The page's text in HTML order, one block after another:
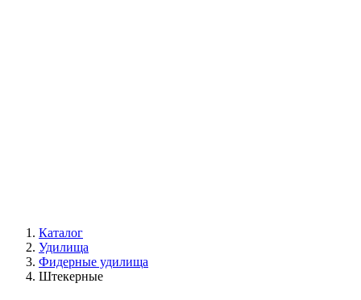
Каталог
Удилища
Фидерные удилища
Штекерные